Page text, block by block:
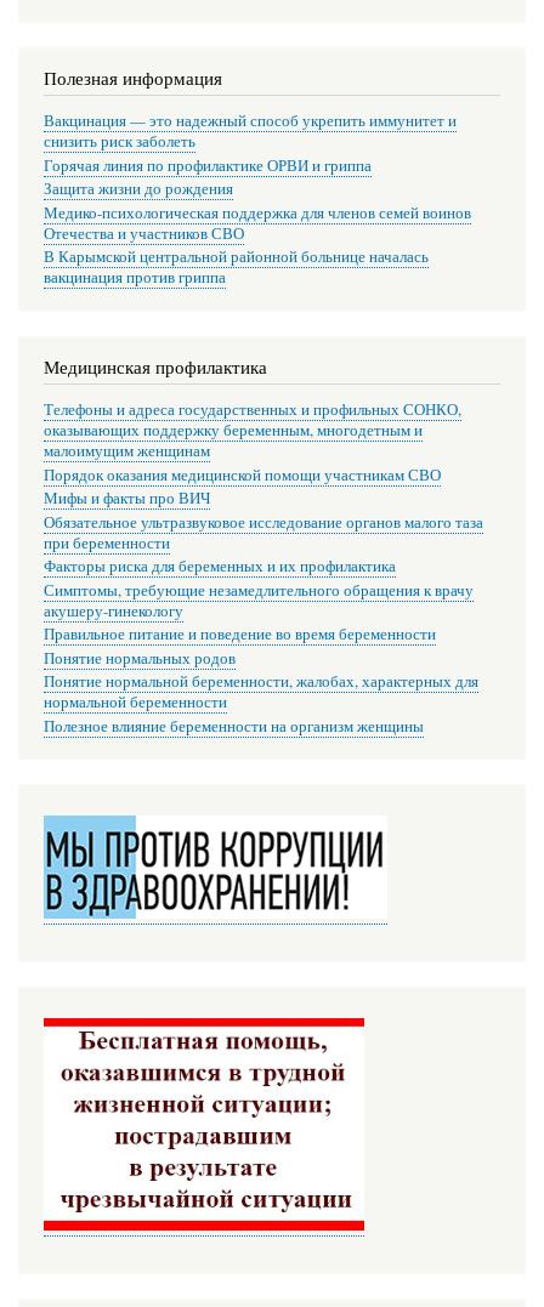
Полезная информация
Вакцинация — это надежный способ укрепить иммунитет и
снизить риск заболеть
Горячая линия по профилактике ОРВИ и гриппа
Защита жизни до рождения
Медико-психологическая поддержка для членов семей воинов
Отечества и участников СВО
В Карымской центральной районной больнице началась
вакцинация против гриппа
Медицинская профилактика
Телефоны и адреса государственных и профильных СОНКО,
оказывающих поддержку беременным, многодетным и
малоимущим женщинам
Порядок оказания медицинской помощи участникам СВО
Мифы и факты про ВИЧ
Обязательное ультразвуковое исследование органов малого таза
при беременности
Факторы риска для беременных и их профилактика
Симптомы, требующие незамедлительного обращения к врачу
акушеру-гинекологу
Правильное питание и поведение во время беременности
Понятие нормальных родов
Понятие нормальной беременности, жалобах, характерных для
нормальной беременности
Полезное влияние беременности на организм женщины